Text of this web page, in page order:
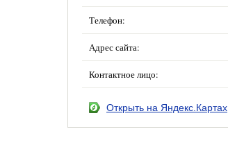
Телефон:
Адрес сайта:
Контактное лицо:
Открыть на Яндекс.Картах